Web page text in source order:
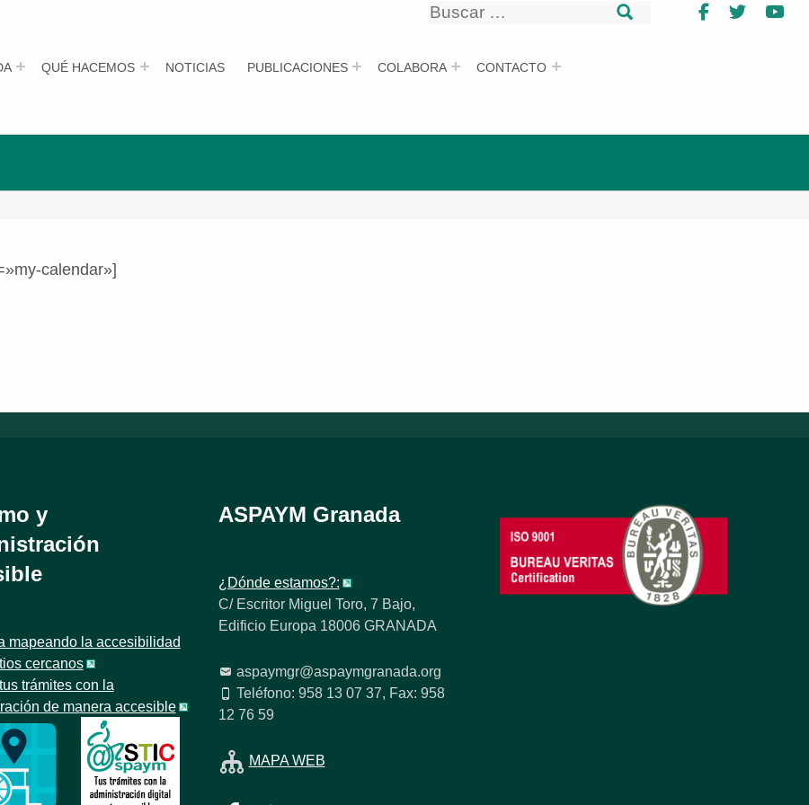
QUÉ HACEMOS NOTICIAS PUBLICACIONES COLABORA CONTACTO
Buscar
Facebook
Twitter
calendar»]
y
mapeando la accesibilidad
cercanos
trámites con la
de manera accesible
ASPAYM Granada
¿Dónde estamos?:
C/ Escritor Miguel Toro, 7 Bajo,
Edificio Europa 18006 GRANADA
aspaymgr@aspaymgranada.org
Teléfono: 958 13 07 37, Fax: 958
12 76 59
MAPA WEB